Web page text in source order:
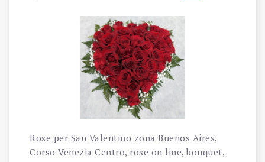
Rose per San Valentino zona Buenos Aires,
Corso Venezia Centro, rose on line, bouquet,